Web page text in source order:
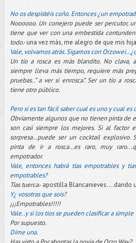
No os despistéis coño. Entonces ¿un
Noooooo. Un conejero puede ser percutor,
tiene que ver con una embestida
todo.-una vez más, me alegro de que mis
Vale, volvamos atrás. Sigamos con
Un tío a rosca es más blandito. No clava,
siempre lleva más tiempo, requiere más
pruebas..” a ver si enrosca”. Ser un tío a
tiene otro público.
Pero si es tan fácil saber cual es uno y cual es
Obviamente algunos que no tienen pinta de
son casi siempre los mejores. Si al factor
sorpresa…puede ser un cocktail explosivo.
pinta de ir a rosca…es raro, muy
empotrador.
Vale, entonces habrá tias empotrables y
empotrables?
Tías tuerca.- apostilla Blancanieves….dando
Y¿ vosotras que sois?
¡¡¡Empotrables!!!!!
Vale..y si los tios se pueden clasificar a
Por supuesto.
Dime una.